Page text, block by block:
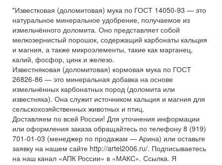
"Известковая (доломитовая) мука по ГОСТ 14050-93 — это
натуральное минеральное удобрение, получаемое из
измельчённого доломита. Оно представляет собой
мелкозернистый порошок, содержащий карбонаты кальция
и магния, а также микроэлементы, такие как марганец,
калий, фосфор, цинк и железо.
Известняковая (доломитовая) кормовая мука по ГОСТ
26826-86 — это минеральная добавка на основе
измельчённых карбонатных пород (доломита или
известняка). Она служит источником кальция и магния для
сельскохозяйственных животных и птиц.
Доставляем по всей России! Для уточнения информации
или оформления заказа обращайтесь по телефону 8 (919)
701-01-03 (менеджер по продажам — Арина) или оставьте
заявку на нашем сайте http://artel2006.ru/. Подписываетесь
на наш канал «АПК России» в «МАКС». Ссылка. Я